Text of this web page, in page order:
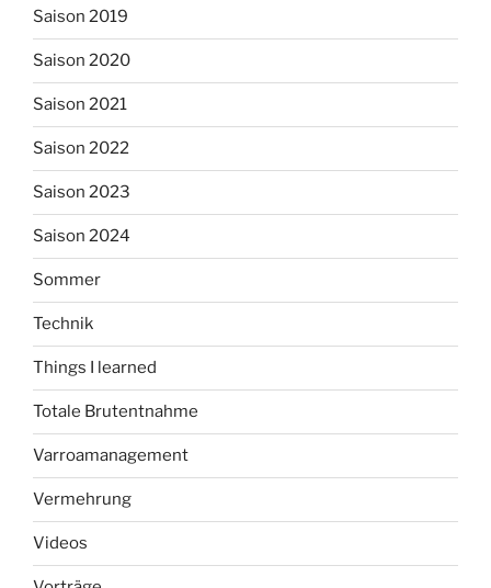
Saison 2019
Saison 2020
Saison 2021
Saison 2022
Saison 2023
Saison 2024
Sommer
Technik
Things I learned
Totale Brutentnahme
Varroamanagement
Vermehrung
Videos